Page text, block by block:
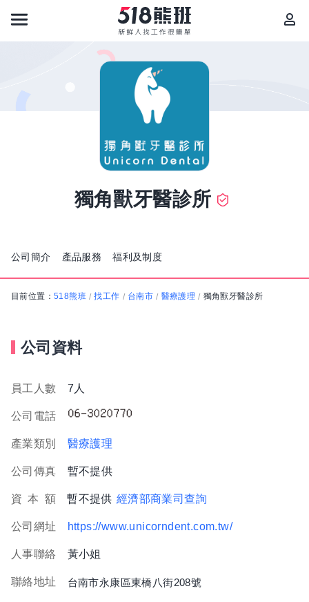
獨角獸牙醫診所
公司簡介 產品服務 福利及制度
目前位置： 518熊班 / 找工作 / 台南市 / 醫療護理 / 獨角獸牙醫診所
公司資料
員工人數 7人
公司電話
產業類別 醫療護理
公司傳真 暫不提供
資 本 額 暫不提供 經濟部商業司查詢
公司網址 https://www.unicorndent.com.tw/
人事聯絡 黃小姐
聯絡地址 台南市永康區東橋八街208號